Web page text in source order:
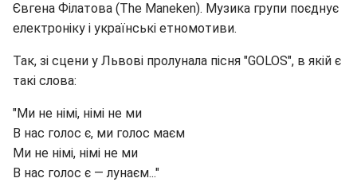
Євгена Філатова (The Maneken). Музика групи поєднує
електроніку і українські етномотиви.
Так, зі сцени у Львові пролунала пісня "GOLOS", в якій є
такі слова:
"Ми не німі, німі не ми
В нас голос є, ми голос маєм
Ми не німі, німі не ми
В нас голос є — лунаєм..."